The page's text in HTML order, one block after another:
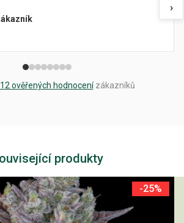
›
12 ověřených hodnocenízákazníků
produkty
-25%